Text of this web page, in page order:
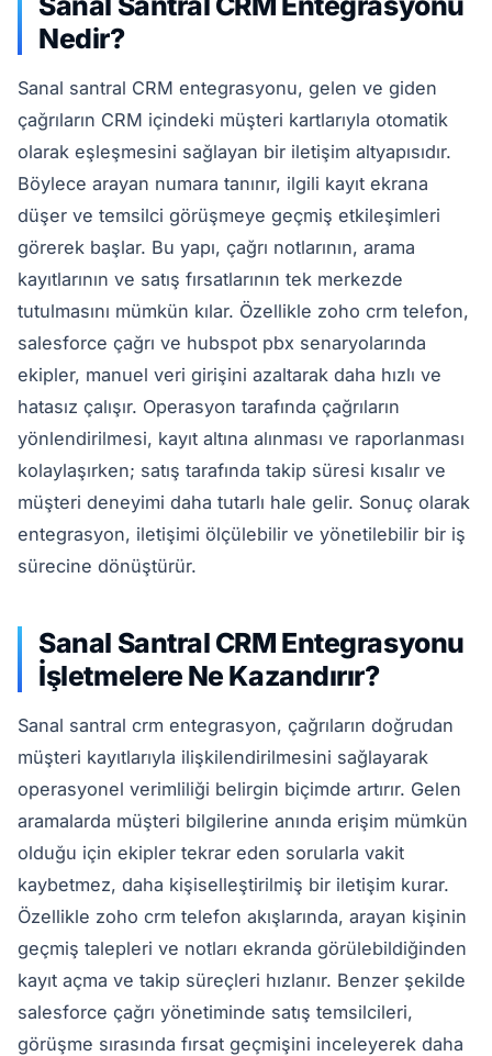
Nedir?
Sanal santral CRM entegrasyonu, gelen ve giden
çağrıların CRM içindeki müşteri kartlarıyla otomatik
olarak eşleşmesini sağlayan bir iletişim altyapısıdır.
Böylece arayan numara tanınır, ilgili kayıt ekrana
düşer ve temsilci görüşmeye geçmiş etkileşimleri
görerek başlar. Bu yapı, çağrı notlarının, arama
kayıtlarının ve satış fırsatlarının tek merkezde
tutulmasını mümkün kılar. Özellikle zoho crm telefon,
salesforce çağrı ve hubspot pbx senaryolarında
ekipler, manuel veri girişini azaltarak daha hızlı ve
hatasız çalışır. Operasyon tarafında çağrıların
yönlendirilmesi, kayıt altına alınması ve raporlanması
kolaylaşırken; satış tarafında takip süresi kısalır ve
müşteri deneyimi daha tutarlı hale gelir. Sonuç olarak
entegrasyon, iletişimi ölçülebilir ve yönetilebilir bir iş
sürecine dönüştürür.
Sanal Santral CRM Entegrasyonu
İşletmelere Ne Kazandırır?
Sanal santral crm entegrasyon, çağrıların doğrudan
müşteri kayıtlarıyla ilişkilendirilmesini sağlayarak
operasyonel verimliliği belirgin biçimde artırır. Gelen
aramalarda müşteri bilgilerine anında erişim mümkün
olduğu için ekipler tekrar eden sorularla vakit
kaybetmez, daha kişiselleştirilmiş bir iletişim kurar.
Özellikle zoho crm telefon akışlarında, arayan kişinin
geçmiş talepleri ve notları ekranda görülebildiğinden
kayıt açma ve takip süreçleri hızlanır. Benzer şekilde
salesforce çağrı yönetiminde satış temsilcileri,
görüşme sırasında fırsat geçmişini inceleyerek daha